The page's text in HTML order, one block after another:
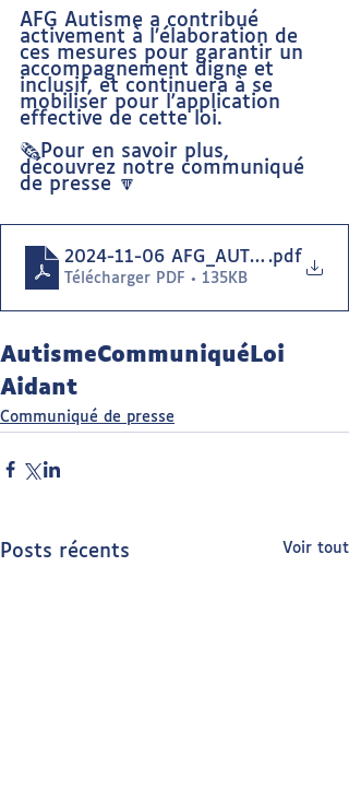
AFG Autisme a contribué
activement à l’élaboration de
ces mesures pour garantir un
accompagnement digne et
inclusif, et continuera à se
mobiliser pour l'application
effective de cette loi.
🗞️Pour en savoir plus,
découvrez notre communiqué
de presse 🔽
2024-11-06 .pdf
Télécharger PDF • 135KB
AutismeCommuniqué Loi
Aidant
Communiqué de presse
Posts récents Voir tout